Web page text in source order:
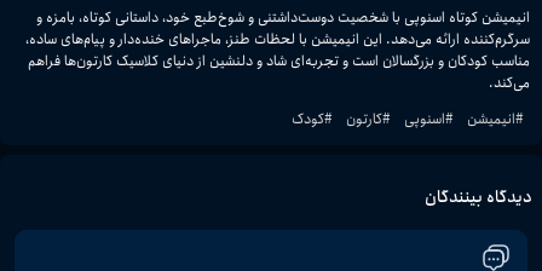
انیمیشن کوتاه اسنوپی با شخصیت دوست‌داشتنی و شوخ‌طبع خود، داستانی کوتاه، بامزه و
سرگرم‌کننده ارائه می‌دهد. این انیمیشن با لحظات طنز، ماجراهای خنده‌دار و پیام‌های ساده،
مناسب کودکان و بزرگسالان است و تجربه‌ای شاد و دلنشین از دنیای کلاسیک کارتون‌ها فراهم
می‌کند.
#انیمیشن #اسنوپی #کارتون #کودک
دیدگاه بینندگان